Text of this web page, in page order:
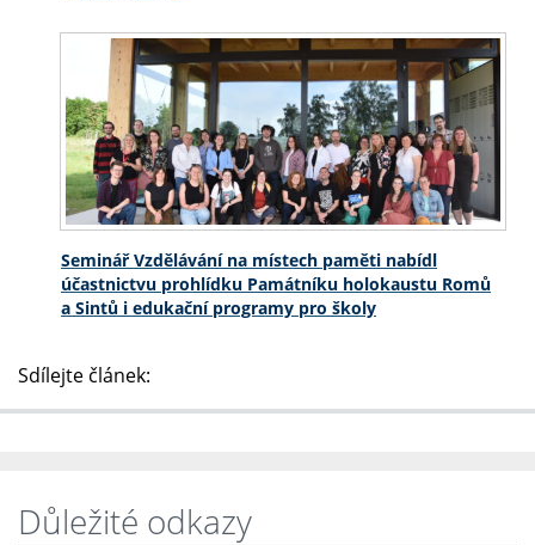
Seminář Vzdělávání na místech paměti nabídl
účastnictvu prohlídku Památníku holokaustu Romů
a Sintů i edukační programy pro školy
Sdílejte článek:
Důležité odkazy